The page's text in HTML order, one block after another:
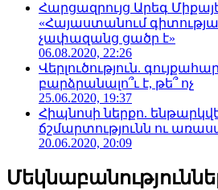
Հարցազրույց Արեգ
«Հայաստանում
չափազանց ցածր է»
06.08.2020, 22:26
Վերլուծություն.
բարձրանալո՞ւ է, թե՞ ոչ
25.06.2020, 19:37
Հիպնոսի ներքո.
ճշմարտությունն ու
20.06.2020, 20:09